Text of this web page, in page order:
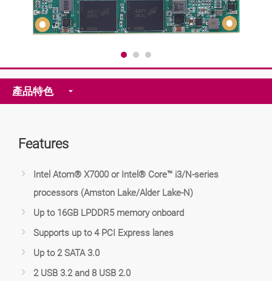
產品特色
Features
Intel Atom® X7000 or Intel® Core™ i3/N-series
processors (Amston Lake/Alder Lake-N)
Up to 16GB LPDDR5 memory onboard
Supports up to 4 PCI Express lanes
Up to 2 SATA 3.0
2 USB 3.2 and 8 USB 2.0